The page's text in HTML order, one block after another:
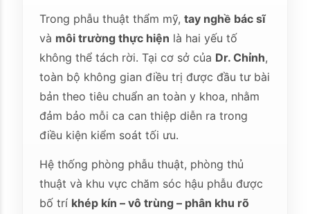
Trong phẫu thuật thẩm mỹ,tay nghề bác sĩ
và môi trường thực hiện là hai yếu tố
không thể tách rời. Tại cơ sở của Dr. Chỉnh,
toàn bộ không gian điều trị được đầu tư bài
bản theo tiêu chuẩn an toàn y khoa, nhằm
đảm bảo mỗi ca can thiệp diễn ra trong
điều kiện kiểm soát tối ưu.
Hệ thống phòng phẫu thuật, phòng thủ
thuật và khu vực chăm sóc hậu phẫu được
bố trí khép kín – vô trùng – phân khu rõ